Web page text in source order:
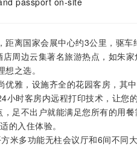
离国家会展中心约3公里，驱车
周边云集著名旅游热点，如朱
之选。
雅，设施齐全的花园客房，其中
时客房内远程打印技术，让您的
足不出户就能满足您所有的用
的入住体验。
米多功能无柱会议厅和6间不同